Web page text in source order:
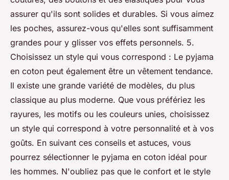
assurer qu'ils sont solides et durables. Si vous aimez
les poches, assurez-vous qu'elles sont suffisamment
grandes pour y glisser vos effets personnels. 5.
Choisissez un style qui vous correspond : Le pyjama
en coton peut également être un vêtement tendance.
Il existe une grande variété de modèles, du plus
classique au plus moderne. Que vous préfériez les
rayures, les motifs ou les couleurs unies, choisissez
un style qui correspond à votre personnalité et à vos
goûts. En suivant ces conseils et astuces, vous
pourrez sélectionner le pyjama en coton idéal pour
les hommes. N'oubliez pas que le confort et le style